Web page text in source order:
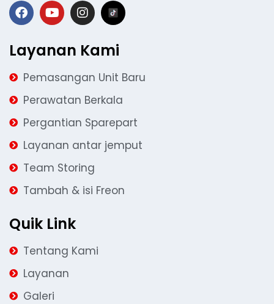
Layanan Kami
Pemasangan Unit Baru
Perawatan Berkala
Pergantian Sparepart
Layanan antar jemput
Team Storing
Tambah & isi Freon
Quik Link
Tentang Kami
Layanan
Galeri